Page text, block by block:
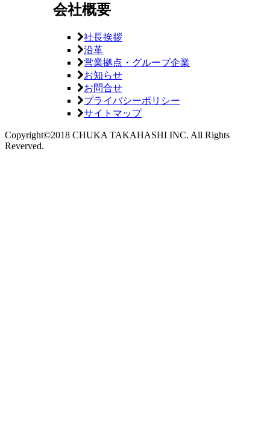
会社概要
社長挨拶
沿革
営業拠点・グループ企業
お知らせ
お問合せ
プライバシーポリシー
サイトマップ
Copyright©2018 CHUKA TAKAHASHI INC. All Rights
Reverved.